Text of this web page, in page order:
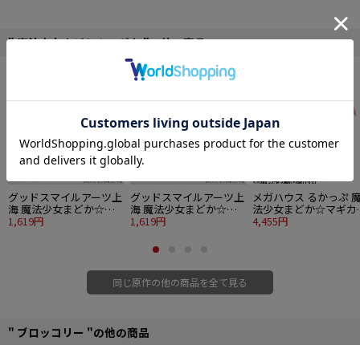
■素材：綿100％
" 魔法少女まどか☆マギカ "の他の商品
グッドスマイルアーツ上
海 魔法少女まどか☆マ
ギカ Huggy Good Smile
1,619円
グッドスマイルアーツ上
海 魔法少女まどか☆マ
ギカ Huggy Good Smile
1,619円
メガハウス るかっぷ
法少女まどか☆マギカ
鹿目まどか
4,455円
同じ原作の他の商品を全て見る
" ブロッコリー "の他の商品